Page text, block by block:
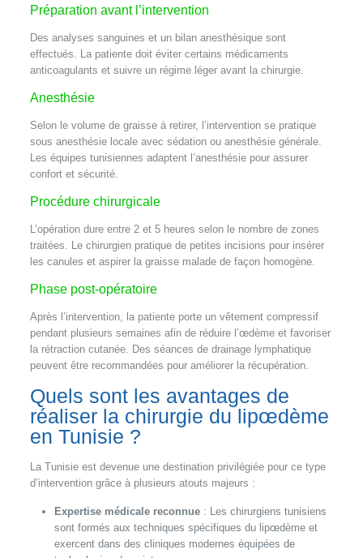
Préparation avant l’intervention
Des analyses sanguines et un bilan anesthésique sont
effectués. La patiente doit éviter certains médicaments
anticoagulants et suivre un régime léger avant la chirurgie.
Anesthésie
Selon le volume de graisse à retirer, l’intervention se pratique
sous anesthésie locale avec sédation ou anesthésie générale.
Les équipes tunisiennes adaptent l’anesthésie pour assurer
confort et sécurité.
Procédure chirurgicale
L’opération dure entre 2 et 5 heures selon le nombre de zones
traitées. Le chirurgien pratique de petites incisions pour insérer
les canules et aspirer la graisse malade de façon homogène.
Phase post-opératoire
Après l’intervention, la patiente porte un vêtement compressif
pendant plusieurs semaines afin de réduire l’œdème et favoriser
la rétraction cutanée. Des séances de drainage lymphatique
peuvent être recommandées pour améliorer la récupération.
Quels sont les avantages de
réaliser la chirurgie du lipœdème
en Tunisie ?
La Tunisie est devenue une destination privilégiée pour ce type
d’intervention grâce à plusieurs atouts majeurs :
Expertise médicale reconnue: Les chirurgiens tunisiens
sont formés aux techniques spécifiques du lipœdème et
exercent dans des cliniques modernes équipées de